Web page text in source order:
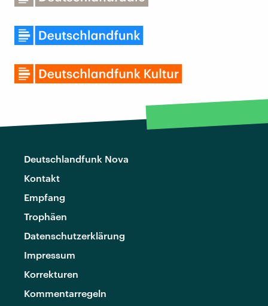
Deutschlandfunk Nova
Kontakt
Empfang
Trophäen
Datenschutzerklärung
Impressum
Korrekturen
Kommentarregeln